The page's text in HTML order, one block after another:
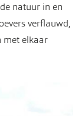
natuur in en
verflauwd,
met elkaar